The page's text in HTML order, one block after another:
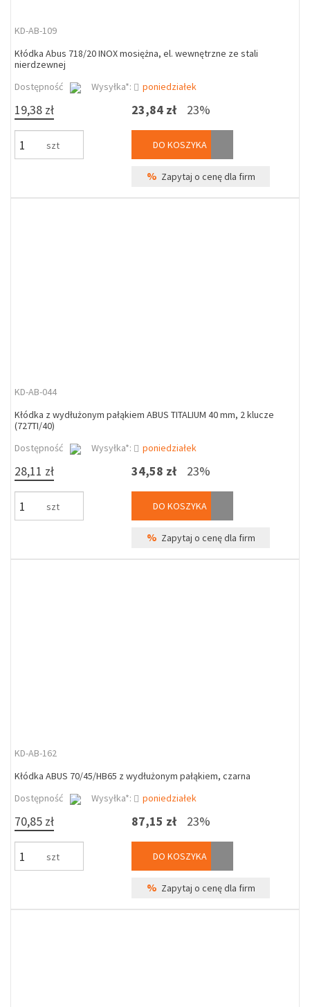
KD-AB-109
Kłódka Abus 718/20 INOX mosiężna, el. wewnętrzne ze stali
nierdzewnej
Dostępność
Wysyłka*: poniedziałek
19,38 zł
szt
23,84 zł 23%
DO KOSZYKA
% Zapytaj o cenę dla firm
KD-AB-044
Kłódka z wydłużonym pałąkiem ABUS TITALIUM 40 mm, 2 klucze
(727TI/40)
Dostępność
Wysyłka*: poniedziałek
28,11 zł
szt
34,58 zł 23%
DO KOSZYKA
% Zapytaj o cenę dla firm
KD-AB-162
Kłódka ABUS 70/45/HB65 z wydłużonym pałąkiem, czarna
Dostępność
Wysyłka*: poniedziałek
70,85 zł
szt
87,15 zł 23%
DO KOSZYKA
% Zapytaj o cenę dla firm